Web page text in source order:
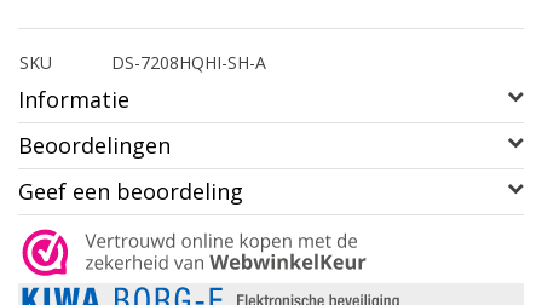
SKU DS-7208HQHI-SH-A
Informatie
Beoordelingen
Geef een beoordeling